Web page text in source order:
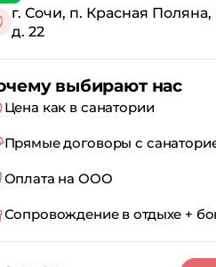
г. Сочи, п. Красная
д. 22
выбирают нас
Цена как в санатории
Прямые договоры с
Оплата на ООО
Сопровождение в отдыхе +